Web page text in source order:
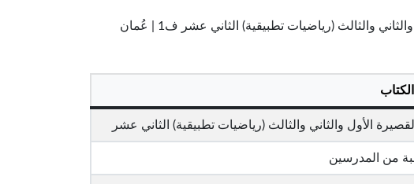
والثالث (رياضيات تطبيقية) الثاني عشر ف1 | عُمان
الأول والثاني والثالث (رياضيات تطبيقية) الثاني عشر
من المدرسين